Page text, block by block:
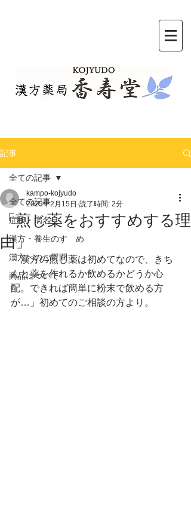
記事
全ての記事
症状・病名
漢方・養生のすゝめ
漢方へのご質問
商品について
全ての記事
「煎じ薬をおすすめする理
由」
kampo-kojyudo
2025年2月15日 読了時間: 2分
「漢方の煎じ薬は初めてなので、きち
んと薬を作れるか飲めるかどうか心
配。できれば簡単に粉末で飲める方
が…」初めてのご相談の方より。